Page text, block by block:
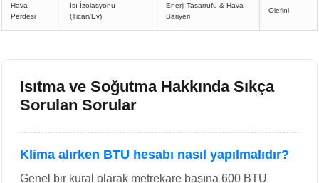
Hava
Perdesi
Isı İzolasyonu
(Ticari/Ev)
Enerji Tasarrufu & Hava
Bariyeri
Olefini
Isıtma ve Soğutma Hakkında Sıkça
Sorulan Sorular
Klima alırken BTU hesabı nasıl yapılmalıdır?
Genel bir kural olarak metrekare başına 600 BTU